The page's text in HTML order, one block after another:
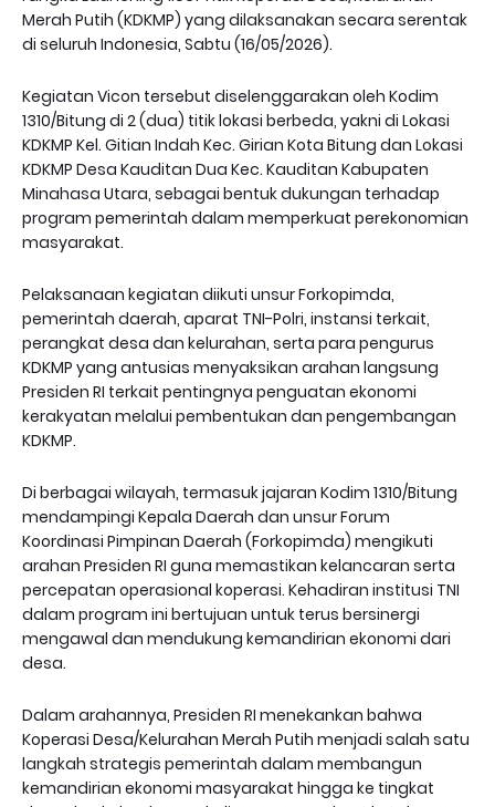
Merah Putih (KDKMP) yang dilaksanakan secara serentak
di seluruh Indonesia, Sabtu (16/05/2026).
Kegiatan Vicon tersebut diselenggarakan oleh Kodim
1310/Bitung di 2 (dua) titik lokasi berbeda, yakni di Lokasi
KDKMP Kel. Gitian Indah Kec. Girian Kota Bitung dan Lokasi
KDKMP Desa Kauditan Dua Kec. Kauditan Kabupaten
Minahasa Utara, sebagai bentuk dukungan terhadap
program pemerintah dalam memperkuat perekonomian
masyarakat.
Pelaksanaan kegiatan diikuti unsur Forkopimda,
pemerintah daerah, aparat TNI-Polri, instansi terkait,
perangkat desa dan kelurahan, serta para pengurus
KDKMP yang antusias menyaksikan arahan langsung
Presiden RI terkait pentingnya penguatan ekonomi
kerakyatan melalui pembentukan dan pengembangan
KDKMP.
Di berbagai wilayah, termasuk jajaran Kodim 1310/Bitung
mendampingi Kepala Daerah dan unsur Forum
Koordinasi Pimpinan Daerah (Forkopimda) mengikuti
arahan Presiden RI guna memastikan kelancaran serta
percepatan operasional koperasi. Kehadiran institusi TNI
dalam program ini bertujuan untuk terus bersinergi
mengawal dan mendukung kemandirian ekonomi dari
desa.
Dalam arahannya, Presiden RI menekankan bahwa
Koperasi Desa/Kelurahan Merah Putih menjadi salah satu
langkah strategis pemerintah dalam membangun
kemandirian ekonomi masyarakat hingga ke tingkat